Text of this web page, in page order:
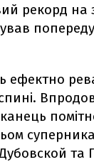
рекорд на
ефектно
та